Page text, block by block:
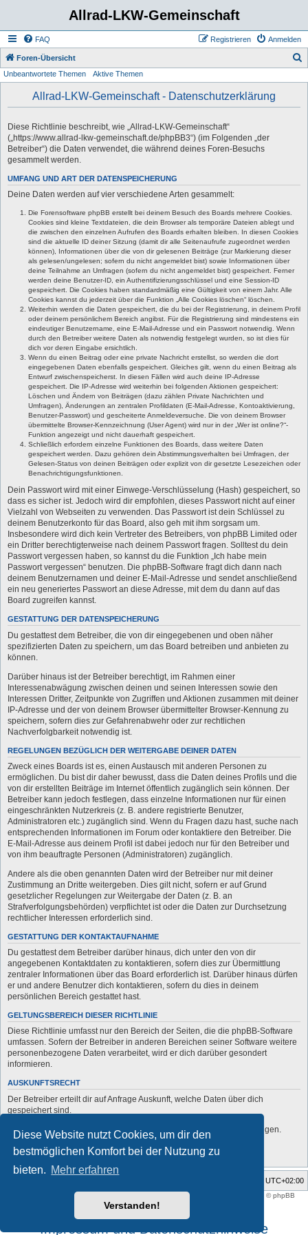
Diese Website nutzt Cookies, um dir den
bestmöglichen Komfort bei der Nutzung zu
bieten. Mehr erfahren
Verstanden!
Allrad-LKW-Gemeinschaft
FAQ Anmelden
Registrieren
Foren-Übersicht
Unbeantwortete Themen Aktive Themen
Allrad-LKW-Gemeinschaft - Datenschutzerklärung
Diese Richtlinie beschreibt, wie „Allrad-LKW-Gemeinschaft“
(„https://www.allrad-lkw-gemeinschaft.de/phpBB3“) (im Folgenden „der
Betreiber“) die Daten verwendet, die während deines Foren-Besuchs
gesammelt werden.
UMFANG UND ART DER DATENSPEICHERUNG
Deine Daten werden auf vier verschiedene Arten gesammelt:
Die Forensoftware phpBB erstellt bei deinem Besuch des Boards mehrere Cookies.
Cookies sind kleine Textdateien, die dein Browser als temporäre Dateien ablegt und
die zwischen den einzelnen Aufrufen des Boards erhalten bleiben. In diesen Cookies
sind die aktuelle ID deiner Sitzung (damit dir alle Seitenaufrufe zugeordnet werden
können), Informationen über die von dir gelesenen Beiträge (zur Markierung dieser
als gelesen/ungelesen; sofern du nicht angemeldet bist) sowie Informationen über
deine Teilnahme an Umfragen (sofern du nicht angemeldet bist) gespeichert. Ferner
werden deine Benutzer-ID, ein Authentifizierungsschlüssel und eine Session-ID
gespeichert. Die Cookies haben standardmäßig eine Gültigkeit von einem Jahr. Alle
Cookies kannst du jederzeit über die Funktion „Alle Cookies löschen“ löschen.
Weiterhin werden die Daten gespeichert, die du bei der Registrierung, in deinem Profil
oder deinem persönlichem Bereich angibst. Für die Registrierung sind mindestens ein
eindeutiger Benutzername, eine E-Mail-Adresse und ein Passwort notwendig. Wenn
durch den Betreiber weitere Daten als notwendig festgelegt wurden, so ist dies für
dich vor deren Eingabe ersichtlich.
Wenn du einen Beitrag oder eine private Nachricht erstellst, so werden die dort
eingegebenen Daten ebenfalls gespeichert. Gleiches gilt, wenn du einen Beitrag als
Entwurf zwischenspeicherst. In diesen Fällen wird auch deine IP-Adresse
gespeichert. Die IP-Adresse wird weiterhin bei folgenden Aktionen gespeichert:
Löschen und Ändern von Beiträgen (dazu zählen Private Nachrichten und
Umfragen), Änderungen an zentralen Profildaten (E-Mail-Adresse, Kontoaktivierung,
Benutzer-Passwort) und gescheiterte Anmeldeversuche. Die von deinem Browser
übermittelte Browser-Kennzeichnung (User Agent) wird nur in der „Wer ist online?“-
Funktion angezeigt und nicht dauerhaft gespeichert.
Schließlich erfordern einzelne Funktionen des Boards, dass weitere Daten
gespeichert werden. Dazu gehören dein Abstimmungsverhalten bei Umfragen, der
Gelesen-Status von deinen Beiträgen oder explizit von dir gesetzte Lesezeichen oder
Benachrichtigungsfunktionen.
Dein Passwort wird mit einer Einwege-Verschlüsselung (Hash) gespeichert, so
dass es sicher ist. Jedoch wird dir empfohlen, dieses Passwort nicht auf einer
Vielzahl von Webseiten zu verwenden. Das Passwort ist dein Schlüssel zu
deinem Benutzerkonto für das Board, also geh mit ihm sorgsam um.
Insbesondere wird dich kein Vertreter des Betreibers, von phpBB Limited oder
ein Dritter berechtigterweise nach deinem Passwort fragen. Solltest du dein
Passwort vergessen haben, so kannst du die Funktion „Ich habe mein
Passwort vergessen“ benutzen. Die phpBB-Software fragt dich dann nach
deinem Benutzernamen und deiner E-Mail-Adresse und sendet anschließend
ein neu generiertes Passwort an diese Adresse, mit dem du dann auf das
Board zugreifen kannst.
GESTATTUNG DER DATENSPEICHERUNG
Du gestattest dem Betreiber, die von dir eingegebenen und oben näher
spezifizierten Daten zu speichern, um das Board betreiben und anbieten zu
können.
Darüber hinaus ist der Betreiber berechtigt, im Rahmen einer
Interessenabwägung zwischen deinen und seinen Interessen sowie den
Interessen Dritter, Zeitpunkte von Zugriffen und Aktionen zusammen mit deiner
IP-Adresse und der von deinem Browser übermittelter Browser-Kennung zu
speichern, sofern dies zur Gefahrenabwehr oder zur rechtlichen
Nachverfolgbarkeit notwendig ist.
REGELUNGEN BEZÜGLICH DER WEITERGABE DEINER DATEN
Zweck eines Boards ist es, einen Austausch mit anderen Personen zu
ermöglichen. Du bist dir daher bewusst, dass die Daten deines Profils und die
von dir erstellten Beiträge im Internet öffentlich zugänglich sein können. Der
Betreiber kann jedoch festlegen, dass einzelne Informationen nur für einen
eingeschränkten Nutzerkreis (z. B. andere registrierte Benutzer,
Administratoren etc.) zugänglich sind. Wenn du Fragen dazu hast, suche nach
entsprechenden Informationen im Forum oder kontaktiere den Betreiber. Die
E-Mail-Adresse aus deinem Profil ist dabei jedoch nur für den Betreiber und
von ihm beauftragte Personen (Administratoren) zugänglich.
Andere als die oben genannten Daten wird der Betreiber nur mit deiner
Zustimmung an Dritte weitergeben. Dies gilt nicht, sofern er auf Grund
gesetzlicher Regelungen zur Weitergabe der Daten (z. B. an
Strafverfolgungsbehörden) verpflichtet ist oder die Daten zur Durchsetzung
rechtlicher Interessen erforderlich sind.
GESTATTUNG DER KONTAKTAUFNAHME
Du gestattest dem Betreiber darüber hinaus, dich unter den von dir
angegebenen Kontaktdaten zu kontaktieren, sofern dies zur Übermittlung
zentraler Informationen über das Board erforderlich ist. Darüber hinaus dürfen
er und andere Benutzer dich kontaktieren, sofern du dies in deinem
persönlichen Bereich gestattet hast.
GELTUNGSBEREICH DIESER RICHTLINIE
Diese Richtlinie umfasst nur den Bereich der Seiten, die die phpBB-Software
umfassen. Sofern der Betreiber in anderen Bereichen seiner Software weitere
personenbezogene Daten verarbeitet, wird er dich darüber gesondert
informieren.
AUSKUNFTSRECHT
Der Betreiber erteilt dir auf Anfrage Auskunft, welche Daten über dich
gespeichert sind.
Du kannst jederzeit die Löschung bzw. Sperrung deiner Daten verlangen.
Kontaktiere hierzu bitte den Betreiber.
UTC+02:00
support forum tricolor phpBB
® Forum Software © phpBB
Limited
Deutsche Übersetzung durch
Impressum und Datenschutzhinweise